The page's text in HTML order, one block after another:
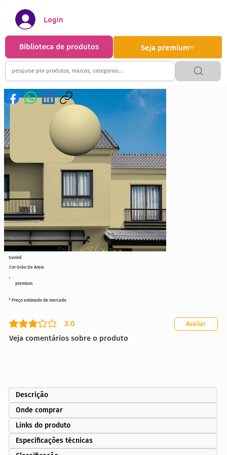
Seja premium
Biblioteca de produtos
Login
premium
Cor Grão De Areia
3.0
classificação média é 3 de 5
Veja comentários sobre o produto
Avaliar
* Preço estimado de mercado
Suvinil
Descrição
Onde comprar
Links do produto
Especificações técnicas